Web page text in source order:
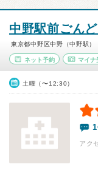
中野駅前ごん
東京都中野区中野（中野駅）
ネット予約 マイナ
土曜（〜12:30）
アク